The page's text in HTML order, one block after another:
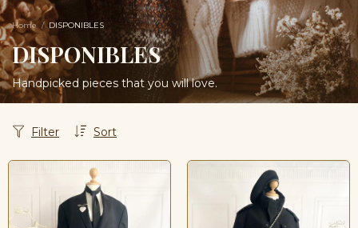
Home / DISPONIBLES
DISPONIBLES
Handpicked pieces that you will love.
Sort
Filter